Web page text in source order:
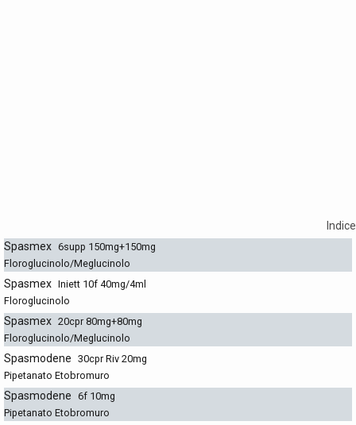
Indice
Spasmex 6supp 150mg+150mg
Floroglucinolo/Meglucinolo
Spasmex Iniett 10f 40mg/4ml
Floroglucinolo
Spasmex 20cpr 80mg+80mg
Floroglucinolo/Meglucinolo
Spasmodene 30cpr Riv 20mg
Pipetanato Etobromuro
Spasmodene 6f 10mg
Pipetanato Etobromuro